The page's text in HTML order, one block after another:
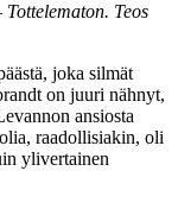
Teos
joka silmät
on juuri nähnyt,
ansiosta
raadollisiakin, oli
ylivertainen